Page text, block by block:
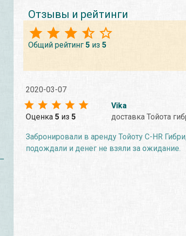
Отзывы и рейтинги
Общий рейтинг 5из 5
2020-03-07
Оценка 5из 5
Vika
доставка Тойота
Забронировали в аренду Тойоту C-HR
подождали и денег не взяли за ожидание.